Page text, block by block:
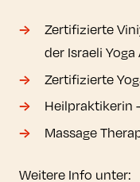
Zertifizierte
der Israeli
Zertifizierte
Heilpraktikerin
Massage
Weitere Info unter: